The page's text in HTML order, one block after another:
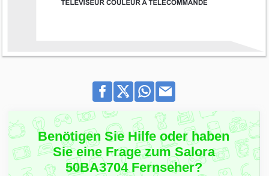
Benötigen Sie Hilfe oder haben
Sie eine Frage zum Salora
50BA3704 Fernseher?